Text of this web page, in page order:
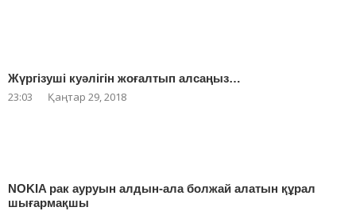
Жүргізуші куәлігін жоғалтып алсаңыз…
23:03 Қаңтар 29, 2018
NOKIA рак ауруын алдын-ала болжай алатын құрал
шығармақшы